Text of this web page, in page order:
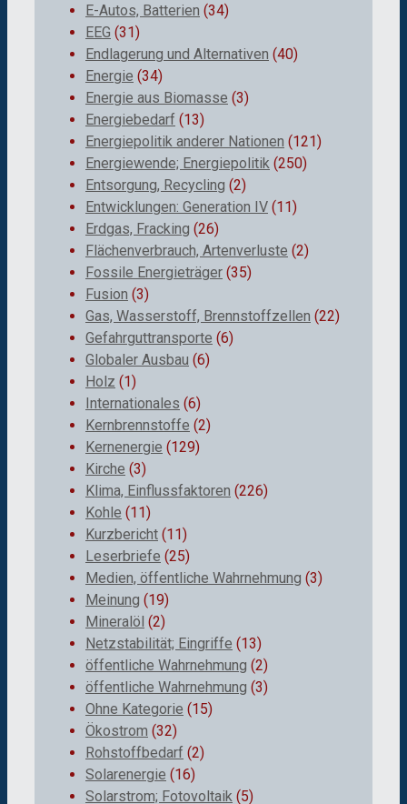
E-Autos, Batterien (34)
EEG (31)
Endlagerung und Alternativen (40)
Energie (34)
Energie aus Biomasse (3)
Energiebedarf (13)
Energiepolitik anderer Nationen (121)
Energiewende; Energiepolitik (250)
Entsorgung, Recycling (2)
Entwicklungen: Generation IV (11)
Erdgas, Fracking (26)
Flächenverbrauch, Artenverluste (2)
Fossile Energieträger (35)
Fusion (3)
Gas, Wasserstoff, Brennstoffzellen (22)
Gefahrguttransporte (6)
Globaler Ausbau (6)
Holz (1)
Internationales (6)
Kernbrennstoffe (2)
Kernenergie (129)
Kirche (3)
Klima, Einflussfaktoren (226)
Kohle (11)
Kurzbericht (11)
Leserbriefe (25)
Medien, öffentliche Wahrnehmung (3)
Meinung (19)
Mineralöl (2)
Netzstabilität; Eingriffe (13)
öffentliche Wahrnehmung (2)
öffentliche Wahrnehmung (3)
Ohne Kategorie (15)
Ökostrom (32)
Rohstoffbedarf (2)
Solarenergie (16)
Solarstrom; Fotovoltaik (5)